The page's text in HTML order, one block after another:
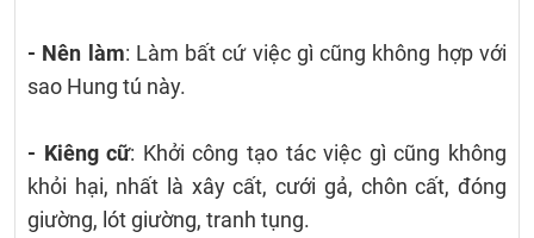
- Nên làm: Làm bất cứ việc gì cũng không hợp với
sao Hung tú này.
- Kiêng cữ: Khởi công tạo tác việc gì cũng không
khỏi hại, nhất là xây cất, cưới gả, chôn cất, đóng
giường, lót giường, tranh tụng.